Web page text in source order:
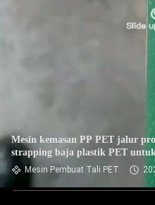
Mesin kemasan PP PET jalur
strapping baja plastik PET
Mesin Pembuat Tali PET